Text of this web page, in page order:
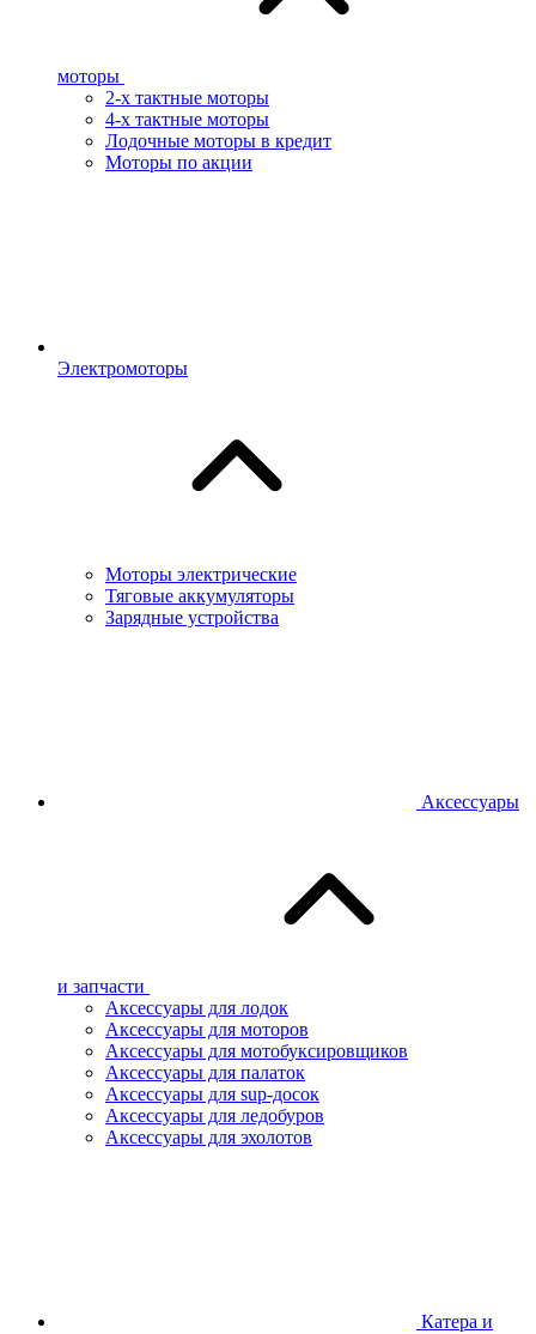
моторы
2-х тактные моторы
4-х тактные моторы
Лодочные моторы в кредит
Моторы по акции
Электромоторы
Моторы электрические
Тяговые аккумуляторы
Зарядные устройства
Аксессуары
и запчасти
Аксессуары для лодок
Аксессуары для моторов
Аксессуары для мотобуксировщиков
Аксессуары для палаток
Аксессуары для sup-досок
Аксессуары для ледобуров
Аксессуары для эхолотов
Катера и